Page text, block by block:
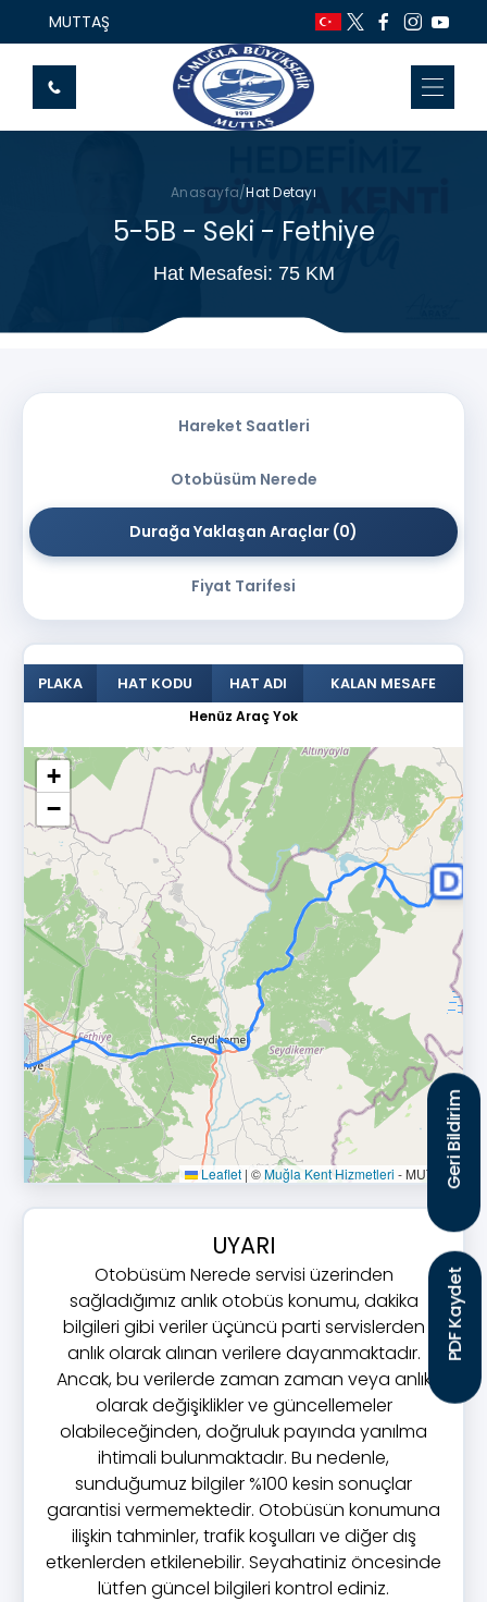
MUTTAŞ
Anasayfa/Hat Detayı
5-5B - Seki - Fethiye
Hat Mesafesi: 75 KM
Hareket Saatleri
Otobüsüm Nerede
Durağa Yaklaşan Araçlar (0)
Fiyat Tarifesi
PLAKA HAT KODU HAT ADI
KALAN MESAFE
Henüz Araç Yok
Yükleniyor Lütfen Bekleyiniz
+
−
Leaflet | ©Muğla Kent Hizmetleri - MUTTAŞ
UYARI
Otobüsüm Nerede servisi üzerinden
sağladığımız anlık otobüs konumu, dakika
bilgileri gibi veriler üçüncü parti servislerden
anlık olarak alınan verilere dayanmaktadır.
Ancak, bu verilerde zaman zaman veya anlık
olarak değişiklikler ve güncellemeler
olabileceğinden, doğruluk payında yanılma
ihtimali bulunmaktadır. Bu nedenle,
sunduğumuz bilgiler %100 kesin sonuçlar
garantisi vermemektedir. Otobüsün konumuna
ilişkin tahminler, trafik koşulları ve diğer dış
etkenlerden etkilenebilir. Seyahatiniz öncesinde
lütfen güncel bilgileri kontrol ediniz.
Geri Bildirim
PDF Kaydet